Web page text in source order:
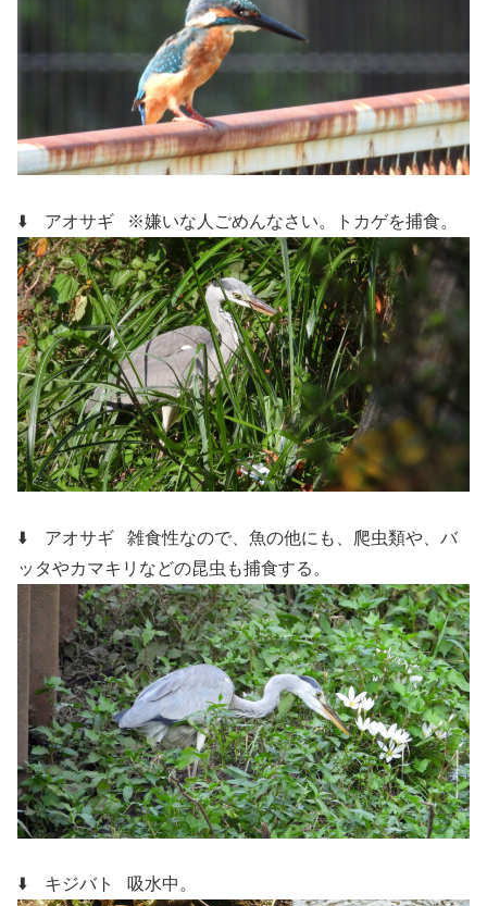
⬇️ アオサギ ※嫌いな人ごめんなさい。トカゲを捕食。
⬇️ アオサギ 雑食性なので、魚の他にも、爬虫類や、バ
ッタやカマキリなどの昆虫も捕食する。
⬇️ キジバト 吸水中。